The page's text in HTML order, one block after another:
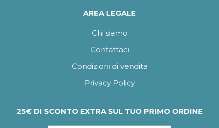
AREA LEGALE
Chi siamo
Contattaci
Condizioni di vendita
Privacy Policy
25€ DI SCONTO EXTRA SUL TUO PRIMO ORDINE